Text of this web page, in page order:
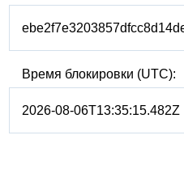
Время блокировки (UTC):
2026-08-06T13:35:15.482Z